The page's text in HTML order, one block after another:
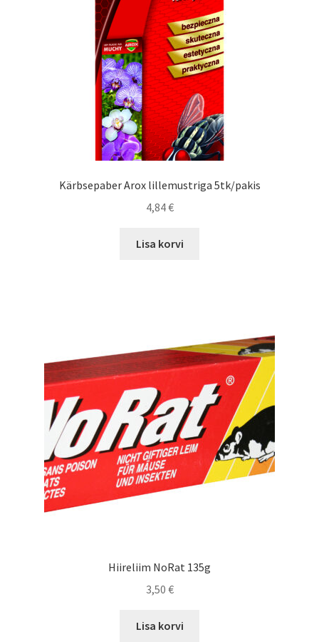
Kärbsepaber Arox lillemustriga 5tk/pakis
4,84€
Lisa korvi
Hiireliim NoRat 135g
3,50 €
Lisa korvi